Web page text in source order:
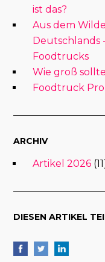
ist das?
Aus dem
Deutschlands
Foodtrucks
Wie groß
Foodtruck
ARCHIV
Artikel 2026
DIESEN ARTIKEL